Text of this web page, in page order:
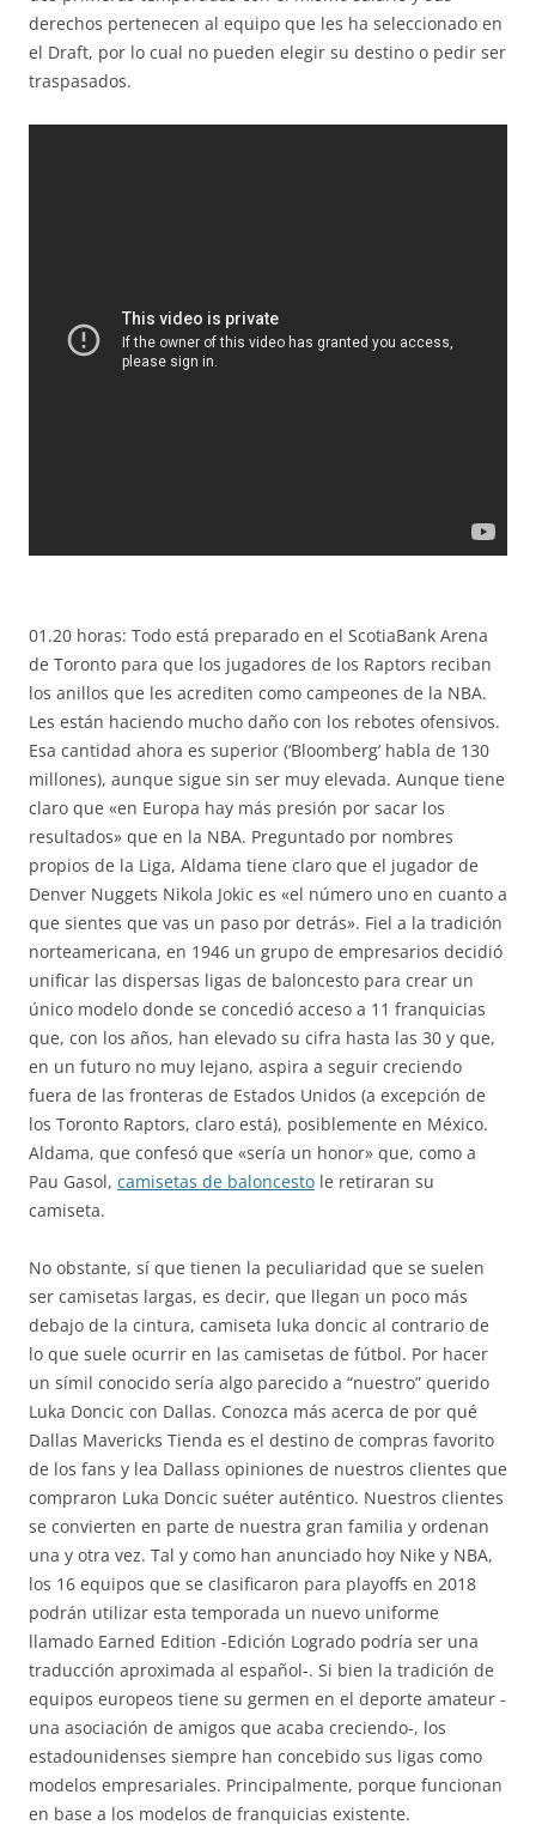
derechos pertenecen al equipo que les ha seleccionado en
el Draft, por lo cual no pueden elegir su destino o pedir ser
traspasados.
01.20 horas: Todo está preparado en el ScotiaBank Arena
de Toronto para que los jugadores de los Raptors reciban
los anillos que les acrediten como campeones de la NBA.
Les están haciendo mucho daño con los rebotes ofensivos.
Esa cantidad ahora es superior (‘Bloomberg’ habla de 130
millones), aunque sigue sin ser muy elevada. Aunque tiene
claro que «en Europa hay más presión por sacar los
resultados» que en la NBA. Preguntado por nombres
propios de la Liga, Aldama tiene claro que el jugador de
Denver Nuggets Nikola Jokic es «el número uno en cuanto a
que sientes que vas un paso por detrás». Fiel a la tradición
norteamericana, en 1946 un grupo de empresarios decidió
unificar las dispersas ligas de baloncesto para crear un
único modelo donde se concedió acceso a 11 franquicias
que, con los años, han elevado su cifra hasta las 30 y que,
en un futuro no muy lejano, aspira a seguir creciendo
fuera de las fronteras de Estados Unidos (a excepción de
los Toronto Raptors, claro está), posiblemente en México.
Aldama, que confesó que «sería un honor» que, como a
Pau Gasol, camisetas de baloncesto le retiraran su
camiseta.
No obstante, sí que tienen la peculiaridad que se suelen
ser camisetas largas, es decir, que llegan un poco más
debajo de la cintura, camiseta luka doncic al contrario de
lo que suele ocurrir en las camisetas de fútbol. Por hacer
un símil conocido sería algo parecido a “nuestro” querido
Luka Doncic con Dallas. Conozca más acerca de por qué
Dallas Mavericks Tienda es el destino de compras favorito
de los fans y lea Dallass opiniones de nuestros clientes que
compraron Luka Doncic suéter auténtico. Nuestros clientes
se convierten en parte de nuestra gran familia y ordenan
una y otra vez. Tal y como han anunciado hoy Nike y NBA,
los 16 equipos que se clasificaron para playoffs en 2018
podrán utilizar esta temporada un nuevo uniforme
llamado Earned Edition -Edición Logrado podría ser una
traducción aproximada al español-. Si bien la tradición de
equipos europeos tiene su germen en el deporte amateur -
una asociación de amigos que acaba creciendo-, los
estadounidenses siempre han concebido sus ligas como
modelos empresariales. Principalmente, porque funcionan
en base a los modelos de franquicias existente.